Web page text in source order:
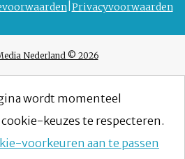
Privacyvoorwaarden
Nederland © 2026
wordt momenteel
keuzes te respecteren.
voorkeuren aan te passen